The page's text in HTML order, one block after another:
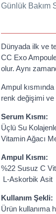
Günlük Bakım
Dünyada ilk ve
CC Exo
olur. Aynı
Ampul
renk değişimi
Serum Kısmı:
Üçlü Su
Vitamin Ağacı
Ampul Kısmı:
%22 Susuz C
L-Askorbik Asit
Kullanım Şekli:
Ürün kullanıma